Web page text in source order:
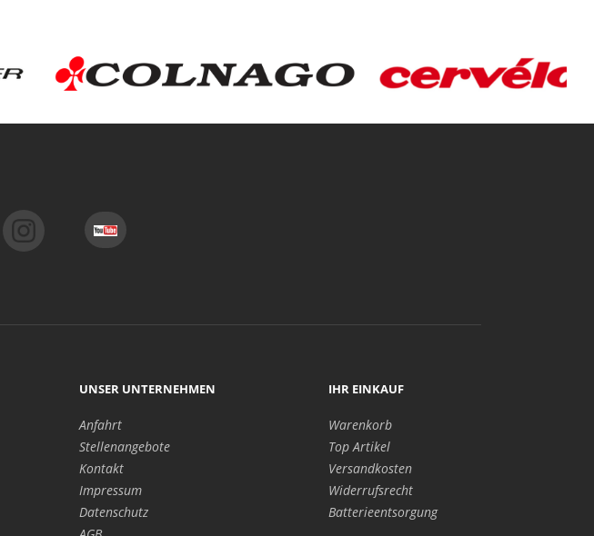
UNSER UNTERNEHMEN
Anfahrt
Stellenangebote
Kontakt
Impressum
Datenschutz
IHR EINKAUF
Warenkorb
Top Artikel
Versandkosten
Widerrufsrecht
Batterieentsorgung